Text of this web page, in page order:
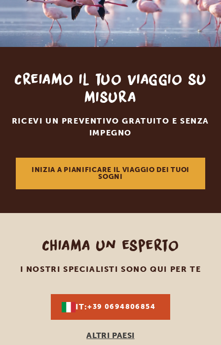
Creiamo il tuo viaggio su
misura
RICEVI UN PREVENTIVO GRATUITO E SENZA
IMPEGNO
INIZIA A PIANIFICARE IL VIAGGIO DEI TUOI
SOGNI
Chiama un esperto
I NOSTRI SPECIALISTI SONO QUI PER TE
IT:+39 0694806854
ALTRI PAESI